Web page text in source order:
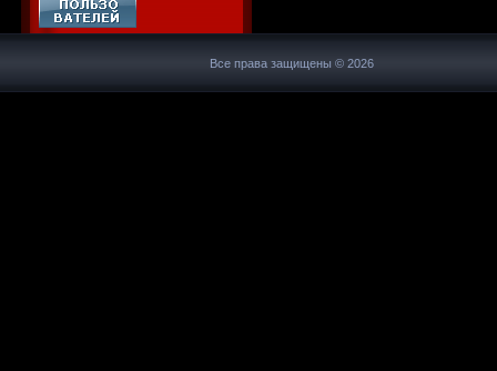
Все права защищены © 2026